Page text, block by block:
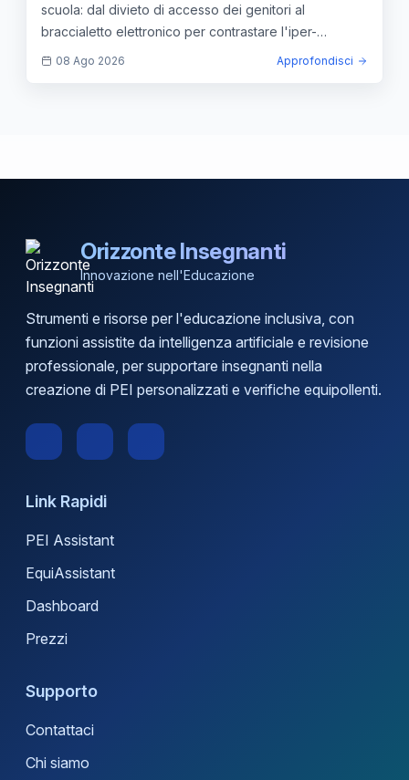
scuola: dal divieto di accesso dei genitori al
braccialetto elettronico per contrastare l'iper-
protettività.
08 Ago 2026 Approfondisci
Orizzonte Insegnanti
Innovazione nell'Educazione
Strumenti e risorse per l'educazione inclusiva, con
funzioni assistite da intelligenza artificiale e revisione
professionale, per supportare insegnanti nella
creazione di PEI personalizzati e verifiche equipollenti.
Link Rapidi
PEI Assistant
EquiAssistant
Dashboard
Prezzi
Supporto
Contattaci
Chi siamo